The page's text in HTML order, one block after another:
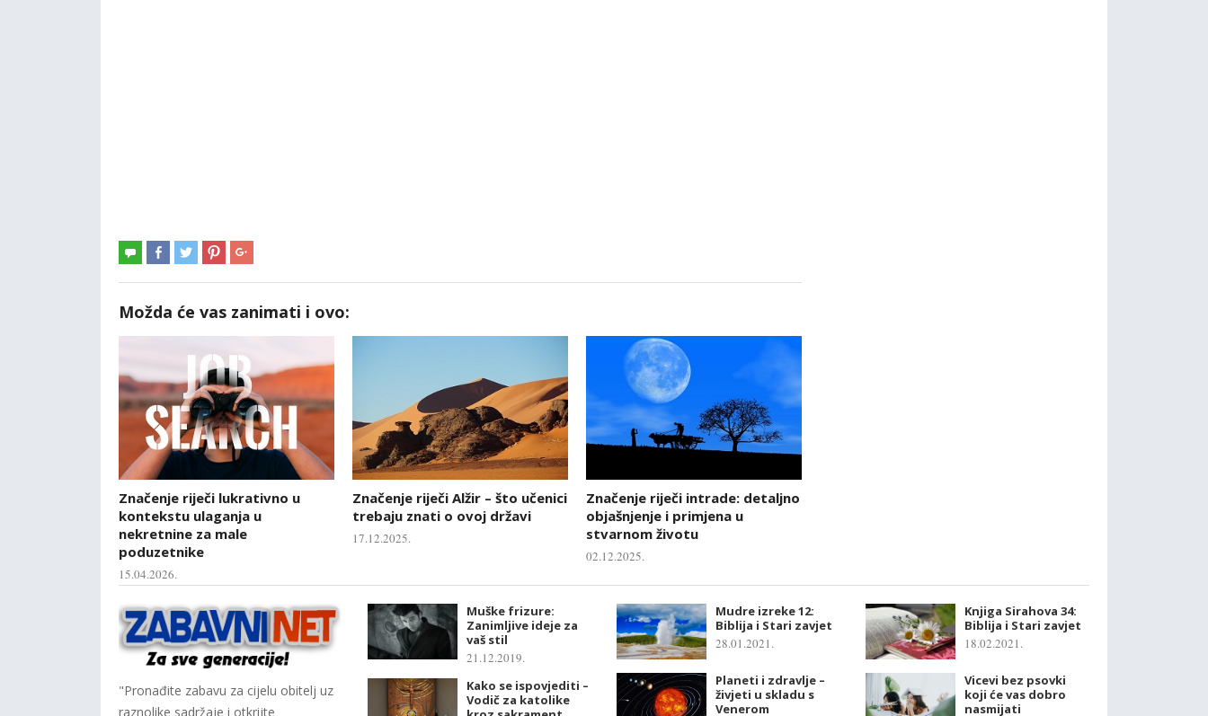
Možda će vas zanimati i ovo:
Značenje riječi lukrativno u
kontekstu ulaganja u
nekretnine za male
poduzetnike
15.04.2026.
Značenje riječi Alžir – što učenici
trebaju znati o ovoj državi
17.12.2025.
Značenje riječi intrade: detaljno
objašnjenje i primjena u
stvarnom životu
02.12.2025.
"Pronađite zabavu za cijelu obitelj uz
raznolike sadržaje i otkrijte
Muške frizure:
Zanimljive ideje za
vaš stil
21.12.2019.
Kako se ispovjediti –
Vodič za katolike
Mudre izreke 12:
Biblija i Stari zavjet
28.01.2021.
Planeti i zdravlje –
živjeti u skladu s
Venerom
Knjiga Sirahova 34:
Biblija i Stari zavjet
18.02.2021.
Vicevi bez psovki
koji će vas dobro
nasmijati